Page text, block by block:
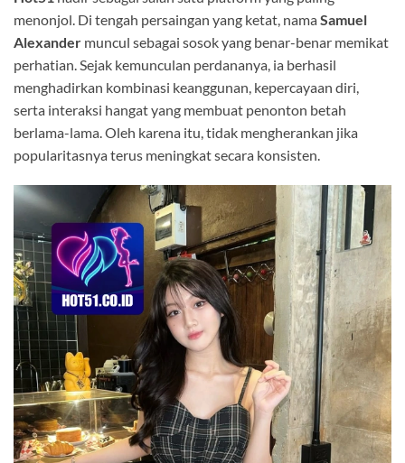
menonjol. Di tengah persaingan yang ketat, namaSamuel
Alexander muncul sebagai sosok yang benar-benar memikat
perhatian. Sejak kemunculan perdananya, ia berhasil
menghadirkan kombinasi keanggunan, kepercayaan diri,
serta interaksi hangat yang membuat penonton betah
berlama-lama. Oleh karena itu, tidak mengherankan jika
popularitasnya terus meningkat secara konsisten.